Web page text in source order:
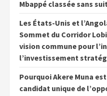
Mbappé classée sans
Les États-Unis et
Sommet du Corridor
vision commune pour
l’investissement
Pourquoi Akere Muna
candidat unique de